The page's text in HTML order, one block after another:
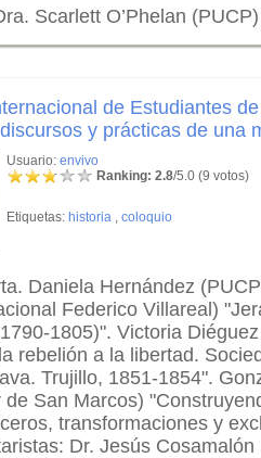
Scarlett O’Phelan (PUCP)
de Estudiantes
y prácticas de una
Usuario: envivo
Ranking: 2.8/5.0 (9 votos)
Etiquetas: historia , coloquio
Daniela Hernández
Federico Villareal)
1805)". Victoria
rebelión a la libertad.
Trujillo, 1851-1854".
de San Marcos)
transformaciones y
Dr. Jesús